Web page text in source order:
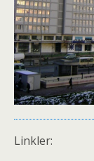
Linkler: